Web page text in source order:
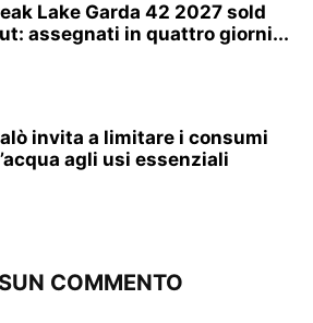
Lake Garda 42 2027 sold
assegnati in quattro giorni...
invita a limitare i consumi
agli usi essenziali
COMMENTO